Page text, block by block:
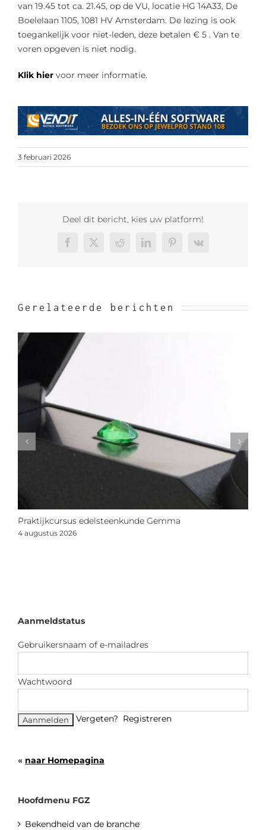
van 19.45 tot ca. 21.45, op de VU, locatie HG 14A33, De
Boelelaan 1105, 1081 HV Amsterdam. De lezing is ook
toegankelijk voor niet-leden, deze betalen € 5 . Van te
voren opgeven is niet nodig.
Klik hiervoor meer informatie.
3 februari 2026
Deel dit bericht, kies uw platform!
Facebook
X RedditLinkedInPinterest
Vk
Gerelateerde berichten
Praktijkcursus edelsteenkunde Gemma
4 augustus 2026
Aanmeldstatus
Gebruikersnaam of e-mailadres
Wachtwoord
Vergeten? Registreren
« naar Homepagina
Hoofdmenu FGZ
Bekendheid van de branche